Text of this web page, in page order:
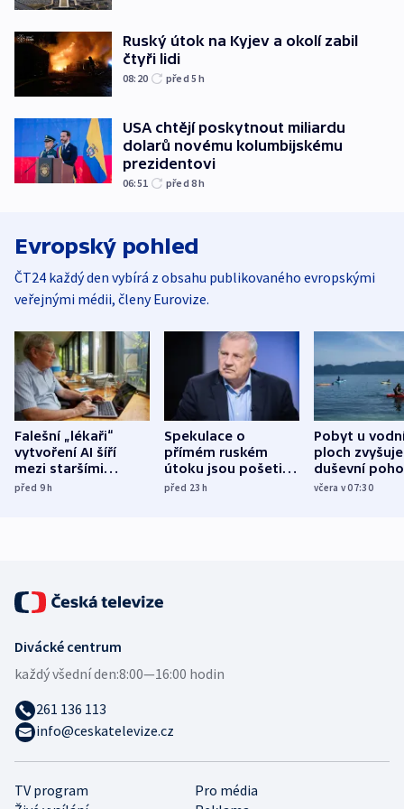
Ruský útok na Kyjev a okolí zabil
čtyři lidi
08:20 před 5h
USA chtějí poskytnout miliardu
dolarů novému kolumbijskému
prezidentovi
06:51 před 8h
Evropský pohled
ČT24 každý den vybírá z obsahu publikovaného evropskými
veřejnými médii, členy Eurovize.
Falešní „lékaři“
vytvoření AI šíří
mezi staršími
Poláky nebezpečné
před 9h
Spekulace o
přímém ruském
útoku jsou pošetilé,
míní estonský
před 23h
Pobyt u
ploch zvyšuje
duševní
ukázala
včera v 07:30
TV program
Pro média
Divácké centrum
každý všední den:8:00—16:00 hodin
261 136 113
info@ceskatelevize.cz